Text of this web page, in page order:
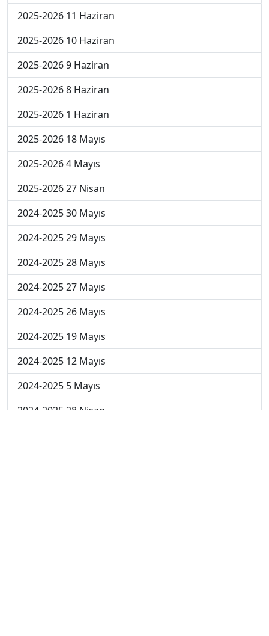
2025-2026 11 Haziran
2025-2026 10 Haziran
2025-2026 9 Haziran
2025-2026 8 Haziran
2025-2026 1 Haziran
2025-2026 18 Mayıs
2025-2026 4 Mayıs
2025-2026 27 Nisan
2024-2025 30 Mayıs
2024-2025 29 Mayıs
2024-2025 28 Mayıs
2024-2025 27 Mayıs
2024-2025 26 Mayıs
2024-2025 19 Mayıs
2024-2025 12 Mayıs
2024-2025 5 Mayıs
2024-2025 28 Nisan